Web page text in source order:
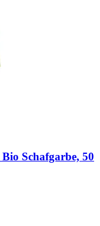
Bio Schafgarbe, 50